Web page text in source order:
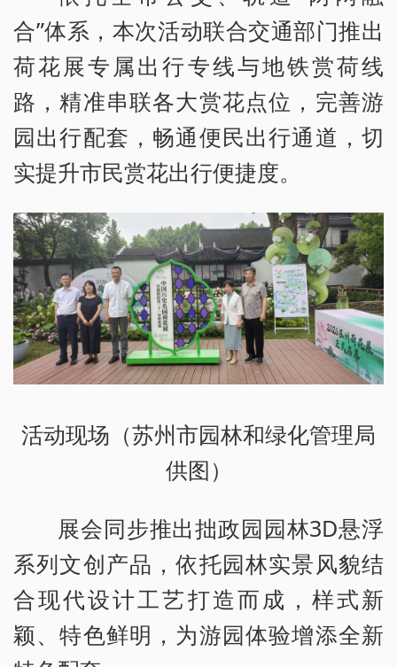
合”体系，本次活动联合交通部门推出
荷花展专属出行专线与地铁赏荷线
路，精准串联各大赏花点位，完善游
园出行配套，畅通便民出行通道，切
实提升市民赏花出行便捷度。
活动现场（苏州市园林和绿化管理局
供图）
展会同步推出拙政园园林3D悬浮
系列文创产品，依托园林实景风貌结
合现代设计工艺打造而成，样式新
颖、特色鲜明，为游园体验增添全新